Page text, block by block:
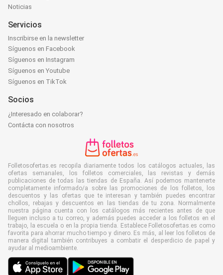
Noticias
Servicios
Inscribirse en la newsletter
Síguenos en Facebook
Síguenos en Instagram
Síguenos en Youtube
Síguenos en TikTok
Socios
¿Interesado en colaborar?
Contácta con nosotros
Folletosofertas.es recopila diariamente todos los catálogos actuales, las
ofertas semanales, los folletos comerciales, las revistas y demás
publicaciones de todas las tiendas de España. Así podemos mantenerte
completamente informado/a sobre las promociones de los folletos, los
descuentos y las ofertas que te interesan y también puedes encontrar
chollos, rebajas y descuentos en las tiendas de tu zona. Normalmente
nuestra página cuenta con los catálogos más recientes antes de que
lleguen incluso a tu correo, y además puedes acceder a los folletos en el
trabajo, la escuela o en la propia tienda. Establece Folletosofertas.es como
favorita para ahorrar mucho tiempo y dinero. Es más, al leer los folletos de
manera digital también contribuyes a combatir el desperdicio de papel y
ayudar al medioambiente.